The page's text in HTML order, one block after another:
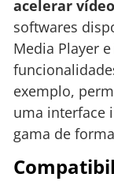
acelerar
softwares
Media Player
exemplo,
uma interface
gama de